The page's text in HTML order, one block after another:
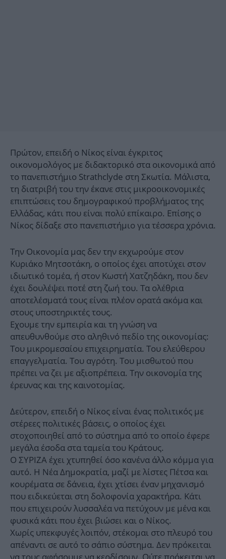
Πρώτον, επειδή ο Νίκος είναι έγκριτος
οικονομολόγος με διδακτορικό στα οικονομικά από
το πανεπιστήμιο Strathclyde στη Σκωτία. Μάλιστα,
τη διατριβή του την έκανε στις μικροοικονομικές
επιπτώσεις του δημογραφικού προβλήματος της
Ελλάδας, κάτι που είναι πολύ επίκαιρο. Επίσης ο
Νίκος δίδαξε στο πανεπιστήμιο για τέσσερα χρόνια.
Την Οικονομία μας δεν την εκχωρούμε στον
Κυριάκο Μητσοτάκη, ο οποίος έχει αποτύχει στον
ιδιωτικό τομέα, ή στον Κωστή Χατζηδάκη, που δεν
έχει δουλέψει ποτέ στη ζωή του. Τα ολέθρια
αποτελέσματά τους είναι πλέον ορατά ακόμα και
στους υποστηρικτές τους.
Εχουμε την εμπειρία και τη γνώση να
απευθυνθούμε στο αληθινό πεδίο της οικονομίας:
Του μικρομεσαίου επιχειρηματία. Του ελεύθερου
επαγγελματία. Του αγρότη. Του μισθωτού που
πρέπει να ζει με αξιοπρέπεια. Την οικονομία της
έρευνας και της καινοτομίας.
Δεύτερον, επειδή ο Νίκος είναι ένας πολιτικός με
στέρεες πολιτικές βάσεις, ο οποίος έχει
στοχοποιηθεί από το σύστημα από το οποίο έφερε
μεγάλα έσοδα στα ταμεία του Κράτους.
Ο ΣΥΡΙΖΑ έχει χτυπηθεί όσο κανένα άλλο κόμμα για
αυτό. Η Νέα Δημοκρατία, μαζί με λίστες Πέτσα και
κουρέματα σε δάνεια, έχει χτίσει έναν μηχανισμό
που ειδικεύεται στη δολοφονία χαρακτήρα. Κάτι
που επιχειρούν λυσσαλέα να πετύχουν με μένα και
φυσικά κάτι που έχει βιώσει και ο Νίκος.
Χωρίς υπεκφυγές λοιπόν, στέκομαι στο πλευρό του
απέναντι σε αυτό το σάπιο σύστημα. Δεν πρόκειται